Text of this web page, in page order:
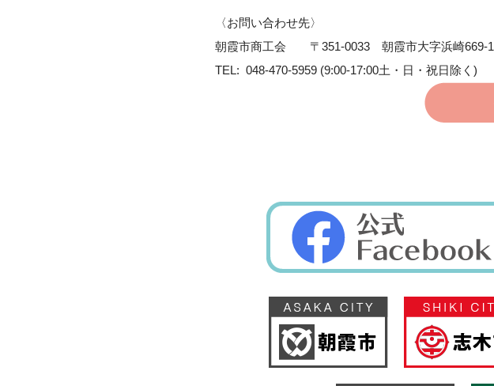
〈お問い合わせ先〉
朝霞市商工会 〒351-0033 朝霞市大字浜崎669-1
TEL: 048-470-5959 (9:00-17:00土・日・祝日除く)